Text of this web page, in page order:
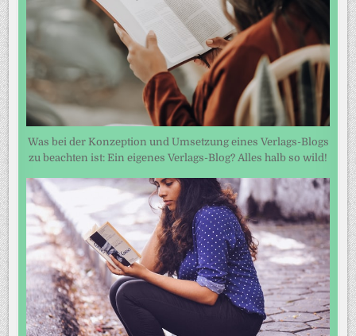
Was bei der Konzeption und Umsetzung eines Verlags-Blogs
zu beachten ist: Ein eigenes Verlags-Blog? Alles halb so wild!